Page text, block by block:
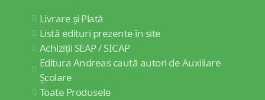
Livrare și Plată
Listă edituri prezente în site
Achiziții SEAP / SICAP
Editura Andreas caută autori de Auxiliare
Școlare
Toate Produsele